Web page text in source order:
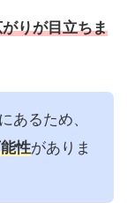
りが目立ちま
あるため、
性がありま